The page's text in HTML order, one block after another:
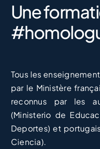
Une
Tous les
par le Ministère
reconnus par les
(Ministerio de
Deportes) et
Ciencia).